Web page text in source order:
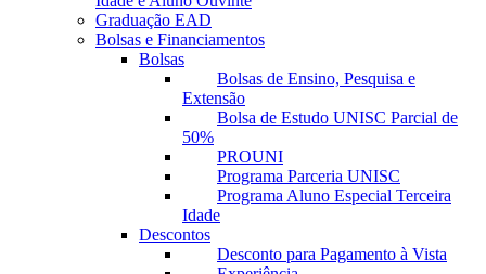
Graduação EAD
Bolsas e Financiamentos
Bolsas
Bolsas de Ensino, Pesquisa e
Extensão
Bolsa de Estudo UNISC Parcial de
50%
PROUNI
Programa Parceria UNISC
Programa Aluno Especial Terceira
Idade
Descontos
Desconto para Pagamento à Vista